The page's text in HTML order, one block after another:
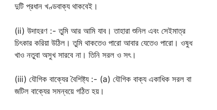
দুটি প্রধান খণ্ডবাক্য থাকবেই।
(ii) উদাহরণ :- তুমি আর আমি যাব। তাহারা শুনিল এবং সেইমাত্র
চিৎকার করিয়া উঠিল। তুমি থাকতেও পারো আবার যেতেও পারো। ওষুধ
খাও নতুবা অসুখ সারবে না। তিনি সরল ও সৎ।
(iii) যৌগিক বাক্যের বৈশিষ্ট্য :- (a) যৌগিক বাক্য একাধিক সরল বা
জটিল বাক্যের সমন্বয়ে গঠিত হয়।